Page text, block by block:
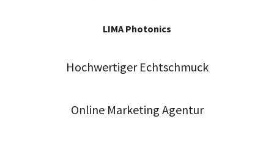
LIMA Photonics
Hochwertiger Echtschmuck
Online Marketing Agentur